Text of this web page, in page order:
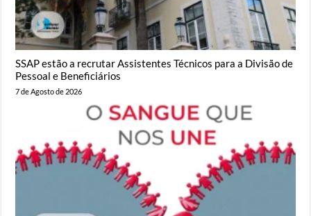
SSAP estão a recrutar Assistentes Técnicos para a Divisão de
Pessoal e Beneficiários
7 de Agosto de 2026